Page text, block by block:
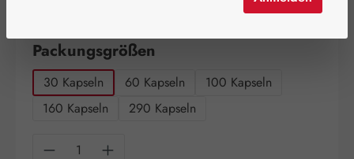
Packungsgrößen
30 Kapseln 60 Kapseln
100 Kapseln
160 Kapseln
290 Kapseln
Produkt Anzahl: Gib den gewünschten